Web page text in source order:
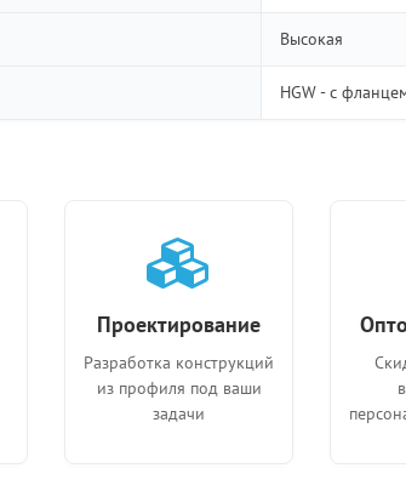
Высокая
HGW - с
Проектирование
Разработка конструкций
из профиля под ваши
задачи